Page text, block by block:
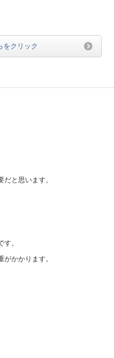
をクリック
と思います。
。
かかります。